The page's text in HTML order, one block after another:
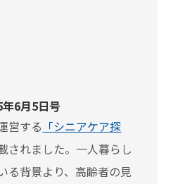
6月5日号
営する 「シニアケア探
されました。一人暮らし
る背景より、高齢者の見